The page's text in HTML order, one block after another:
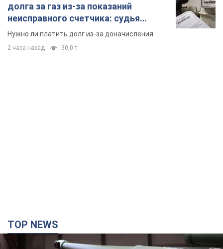
долга за газ из-за показаний
неисправного счетчика: судья
вынес неожиданное решение
Нужно ли платить долг из-за доначисления
2 часа назад 30,0 т.
TOP NEWS